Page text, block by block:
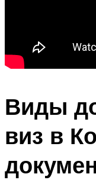
Виды
виз в